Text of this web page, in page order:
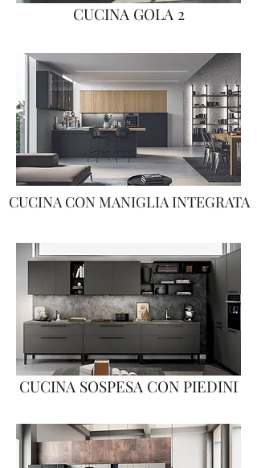
CUCINA GOLA 2
CUCINA CON MANIGLIA INTEGRATA
CUCINA SOSPESA CON PIEDINI